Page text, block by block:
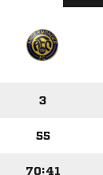
3
55
70:41